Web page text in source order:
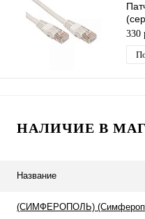
для
330
НАЛИЧИЕ В
Название
(СИМФЕРОПОЛЬ)